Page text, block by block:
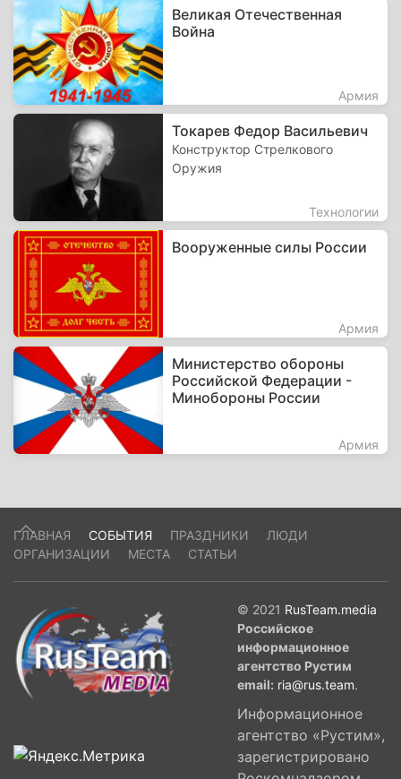
Великая Отечественная
Война
Армия
Токарев Федор Васильевич
Конструктор Стрелкового
Оружия
Технологии
Вооруженные силы России
Армия
Министерство обороны
Российской Федерации -
Минобороны России
Армия
ГЛАВНАЯ СОБЫТИЯ ПРАЗДНИКИ
ЛЮДИ
ОРГАНИЗАЦИИ
МЕСТА СТАТЬИ
© 2021 RusTeam.media
Российское
информационное
агентство Рустим
email: ria@rus.team.
Информационное
агентство «Рустим»,
зарегистрировано